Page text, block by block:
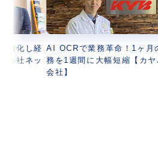
AI OCRで業務革命！1ヶ月の棚卸業
務を1週間に大幅短縮【カヤバ株式